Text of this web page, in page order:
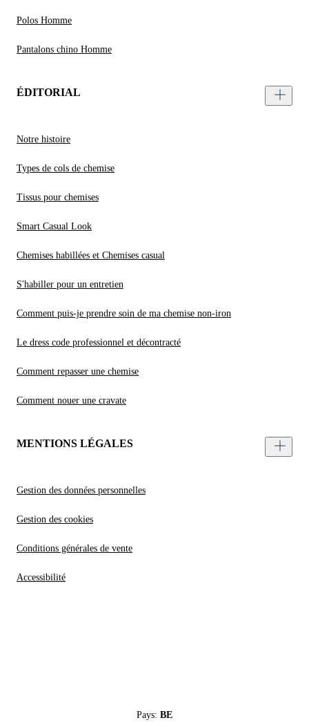
Polos Homme
Pantalons chino Homme
ÉDITORIAL
Notre histoire
Types de cols de chemise
Tissus pour chemises
Smart Casual Look
Chemises habillées et Chemises casual
S'habiller pour un entretien
Comment puis-je prendre soin de ma chemise non-iron
Le dress code professionnel et décontracté
Comment repasser une chemise
Comment nouer une cravate
MENTIONS LÉGALES
Gestion des données personnelles
Gestion des cookies
Conditions générales de vente
Accessibilité
Pays: BE